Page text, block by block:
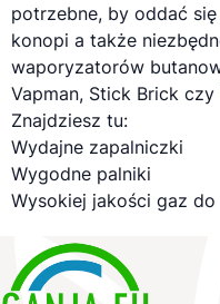
potrzebne, by oddać
konopi a także
waporyzatorów
Vapman, Stick Brick
Znajdziesz tu:
Wydajne zapalniczki
Wygodne palniki
Wysokiej jakości gaz do